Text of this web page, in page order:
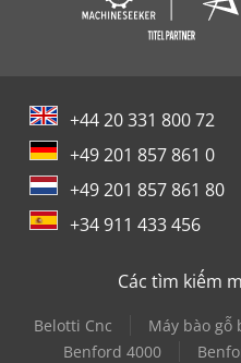
+44 20 331 800 72
+49 201 857 861 0
+49 201 857 861 80
+34 911 433 456
Các tìm kiếm
Belotti Cnc Máy bào gỗ
Benford 4000